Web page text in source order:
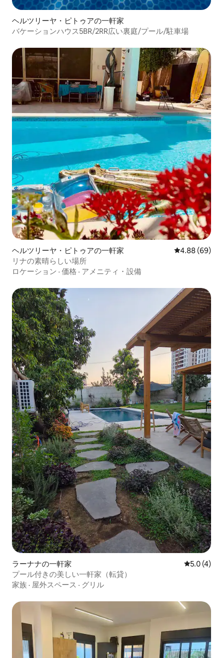
ヘルツリーヤ・ピトゥアの一軒家
バケーションハウス5BR/2RR広い裏庭/プール/駐車場
ヘルツリーヤ・ピトゥアの一軒家 レビュー69件
4.88 (69)
リナの素晴らしい場所
ロケーション · 価格 · アメニティ・設備
ラーナナの一軒家 レビュー4
5.0 (4)
プール付きの美しい一軒家（転貸）
家族 · 屋外スペース · グリル